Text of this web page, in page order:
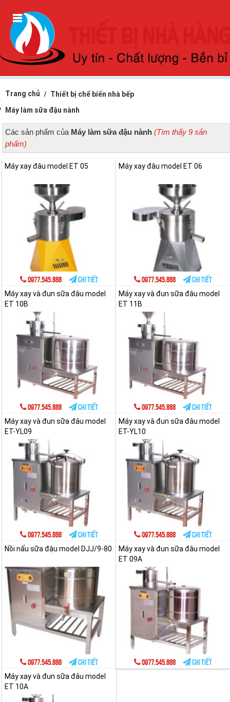
Trang chủ
Thiết bị chế biến nhà bếp
Máy làm sữa đậu nành
Các sản phẩm của Máy làm sữa đậu nành (Tìm thấy 9 sản
phẩm)
Máy xay đâu model ET 05
0977.545.888 Chi tiết
Máy xay đâu model ET 06
0977.545.888
Chi tiết
Máy xay và đun sữa đâu model
ET 10B
0977.545.888 Chi tiết
Máy xay và đun sữa đâu model
ET 11B
0977.545.888
Chi tiết
Máy xay và đun sữa đâu model
ET-YL09
0977.545.888 Chi tiết
Máy xay và đun sữa đâu model
ET-YL10
0977.545.888
Chi tiết
Nồi nấu sữa đậu model DJJ/9-80
0977.545.888 Chi tiết
Máy xay và đun sữa đâu model
ET 09A
0977.545.888
Chi tiết
Máy xay và đun sữa đâu model
ET 10A